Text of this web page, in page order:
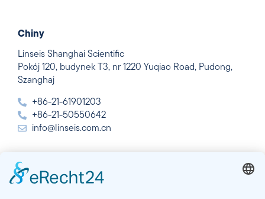
Chiny
Linseis Shanghai Scientific
Pokój 120, budynek T3, nr 1220 Yuqiao Road, Pudong,
Szanghaj
+86-21-61901203
+86-21-50550642
info@linseis.com.cn
Indie